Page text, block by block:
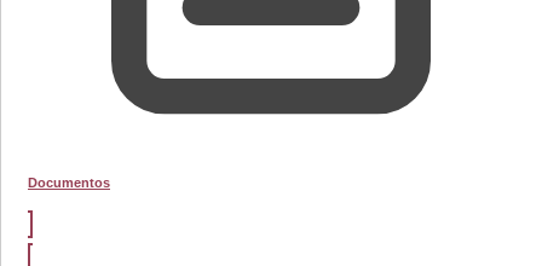
Documentos